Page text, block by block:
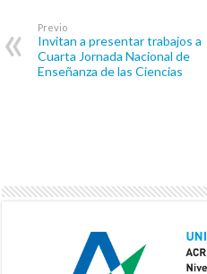
Previo
Invitan a presentar trabajos a
Cuarta Jornada Nacional de
Enseñanza de las Ciencias